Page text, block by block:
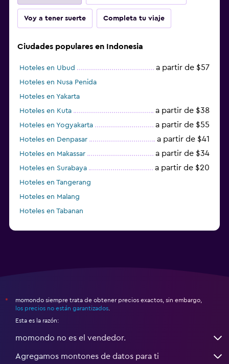
Voy a tener suerte Completa tu viaje
Ciudades populares en Indonesia
Hoteles en Ubud a partir de $57
Hoteles en Nusa Penida
Hoteles en Yakarta
Hoteles en Kuta
a partir de $38
Hoteles en Yogyakarta a partir de $55
Hoteles en Denpasar a partir de $41
Hoteles en Makassar a partir de $34
Hoteles en Surabaya a partir de $20
Hoteles en Tangerang
Hoteles en Malang
Hoteles en Tabanan
*
momondo siempre trata de obtener precios exactos, sin embargo,
los precios no están garantizados
Esta es la razón:
momondo no es el vendedor.
Agregamos montones de datos para ti